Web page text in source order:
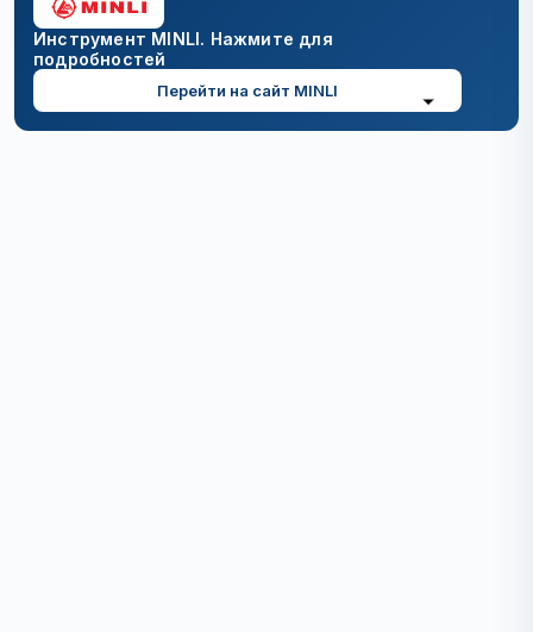
Инструмент MINLI. Нажмите для
подробностей
Перейти на сайт MINLI